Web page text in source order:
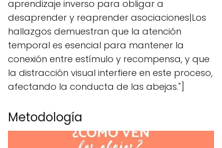
aprendizaje inverso para obligar a
desaprender y reaprender asociaciones|Los
hallazgos demuestran que la atención
temporal es esencial para mantener la
conexión entre estímulo y recompensa, y que
la distracción visual interfiere en este proceso,
afectando la conducta de las abejas."]
Metodología